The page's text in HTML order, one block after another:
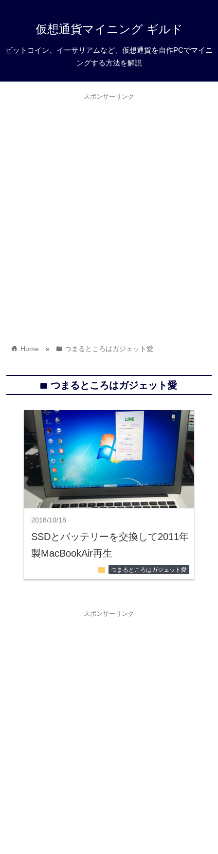
仮想通貨マイニング ギルド
ビットコイン、イーサリアムなど、仮想通貨を自作PCでマイニ
ングする方法を解説
スポンサーリンク
home Home » folderつまるところはガジェット愛
folderつまるところはガジェット愛
2018/10/18
SSDとバッテリーを交換して2011年
製MacBookAir再生
folder つまるところはガジェット愛
スポンサーリンク